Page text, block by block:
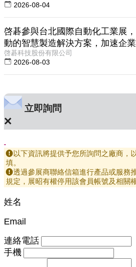
2026-08-04
啓碁參與台北國際自動化工業展
動的智慧製造解決方案，加速企
啓碁科技股份有限公司
2026-08-03
立即詢問
×
-
以下資訊將提供予您所詢問之廠商，
填。
透過參展商聯絡信箱進行產品或服務
規定，展昭有權停用該會員帳號及相關權
姓名
Email
連絡電話
手機